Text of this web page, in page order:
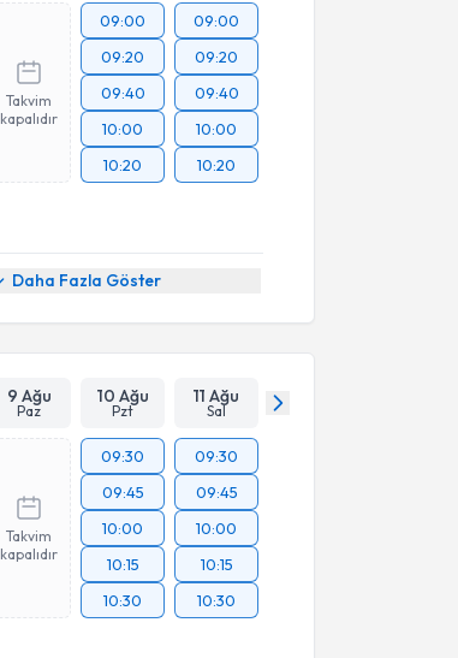
Takvim
kapalıdır
09:00
09:20
09:40
10:00
10:20
09:00
09:20
09:40
10:00
10:20
Daha Fazla Göster
9 Ağu
Paz
10 Ağu
Pzt
11 Ağu
Sal
Takvim
kapalıdır
09:30
09:45
10:00
10:15
10:30
09:30
09:45
10:00
10:15
10:30